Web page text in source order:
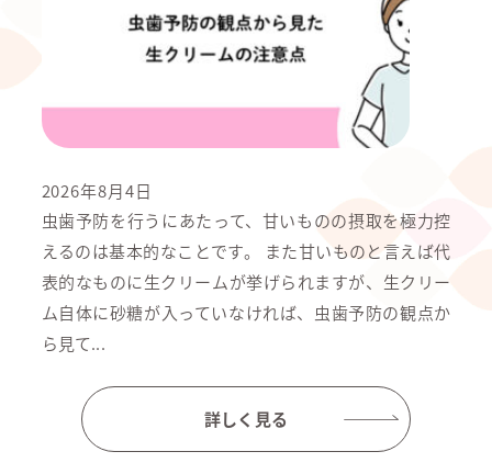
2026年8月4日
虫歯予防を行うにあたって、甘いものの摂取を極力控
えるのは基本的なことです。 また甘いものと言えば代
表的なものに生クリームが挙げられますが、生クリー
ム自体に砂糖が入っていなければ、虫歯予防の観点か
ら見て...
詳しく見る